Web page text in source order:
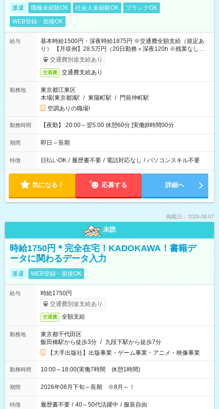
派遣 職種未経験OK 社会人未経験OK
ブランクOK
WEB登録・面接OK
給与
基本時給1500円・深夜時給1875円 ※交通費全額支給（規定あ
り） 【月収例】28.5万円（20日勤務＋深夜120h ※残業なしの場
合）交通費別途支給あり
交通費 交通費支給あり
勤務地
東京都江東区
木場(東京都)駅 / 東陽町駅 / 門前仲町駅
空調ありの職場!
勤務時間 【夜勤】 20:00～翌5:00 休憩60分 [実働]8時間00分
期間 即日～長期
特徴 日払いOK / 履歴書不要 / 電話対応なし / パソコンスキル不要
気になる！ 応募する 詳細へ
掲載日：2026.08.07
未読
時給1750円＊完全在宅！KADOKAWA！書籍デ
ータに関わるデータ入力
派遣 WEB登録・面接OK
給与
時給1750円
交通費別途支給あり
交通費 全額支給
勤務地
東京都千代田区
飯田橋駅から徒歩3分 / 九段下駅から徒歩7分
【大手出版社】出版事業・ゲーム事業・アニメ・映像事業
勤務時間 10:00～18:00(実働7時間 休憩1時間)
期間 2026年08月下旬～長期 ※8月～！
特徴 履歴書不要 / 40～50代活躍中 / 服装自由